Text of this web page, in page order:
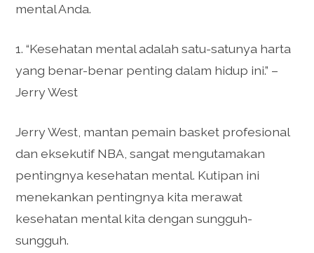
mental Anda.
1. “Kesehatan mental adalah satu-satunya harta
yang benar-benar penting dalam hidup ini.” –
Jerry West
Jerry West, mantan pemain basket profesional
dan eksekutif NBA, sangat mengutamakan
pentingnya kesehatan mental. Kutipan ini
menekankan pentingnya kita merawat
kesehatan mental kita dengan sungguh-
sungguh.